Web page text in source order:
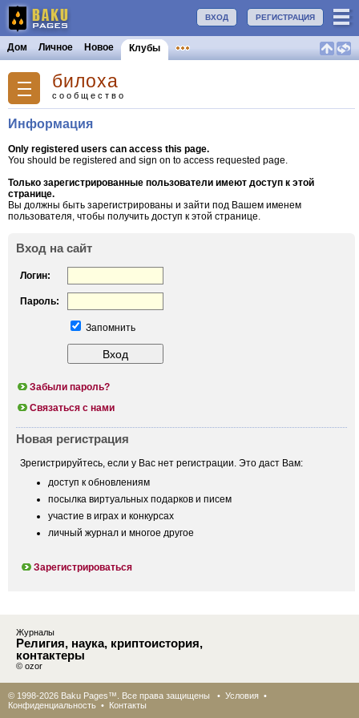
РЕГИСТРАЦИЯ
ВХОД
Дом Личное Новое Клубы
билоха
сообщество
Информация
Only registered users can access this page.
You should be registered and sign on to access requested page.
Только зарегистрированные пользователи имеют доступ к этой
странице.
Вы должны быть зарегистрированы и зайти под Вашем именем
пользователя, чтобы получить доступ к этой странице.
Вход на сайт
Логин:
Пароль:
Запомнить
Забыли пароль?
Связаться с нами
Новая регистрация
Зрегистрируйтесь, если у Вас нет регистрации. Это даст Вам:
доступ к обновлениям
посылка виртуальных подарков и писем
участие в играх и конкурсах
личный журнал и многое другое
Зарегистрироваться
Журналы
Религия, наука, криптоистория,
контактеры
© ozor
© 1998-2026 Baku Pages™. Все права защищены • Условия •
Конфиденциальность • Контакты